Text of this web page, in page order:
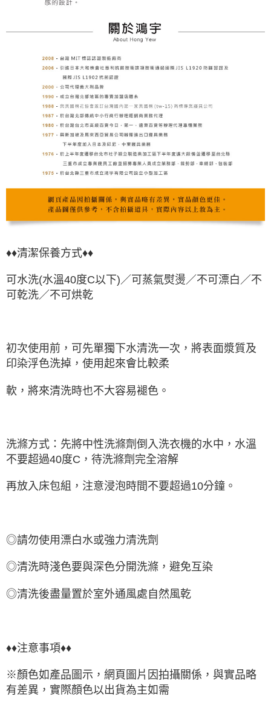
♦♦清潔保養方式♦♦
可水洗(水溫40度C以下)／可蒸氣熨燙／不可漂白／不
可乾洗／不可烘乾
初次使用前，可先單獨下水清洗一次，將表面漿質及
印染浮色洗掉，使用起來會比較柔
軟，將來清洗時也不大容易褪色。
洗滌方式：先將中性洗滌劑倒入洗衣機的水中，水溫
不要超過40度C，待洗滌劑完全溶解
再放入床包組，注意浸泡時間不要超過10分鐘。
◎請勿使用漂白水或強力清洗劑
◎清洗時淺色要與深色分開洗滌，避免互染
◎清洗後盡量置於室外通風處自然風乾
♦♦注意事項♦♦
※顏色如產品圖示，網頁圖片因拍攝關係，與實品略
有差異，實際顏色以出貨為主如需